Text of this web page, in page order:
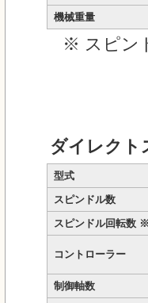
機械重量
※ スピン
ダイレクト
型式
スピンドル数
スピンドル回転数 ※
コントローラー
制御軸数